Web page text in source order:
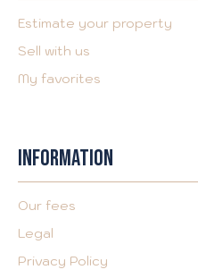
Estimate your property
Sell with us
My favorites
INFORMATION
Our fees
Legal
Privacy Policy